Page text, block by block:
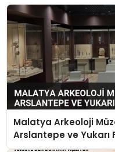
Malatya Arkeoloji
Arslantepe ve Yukarı